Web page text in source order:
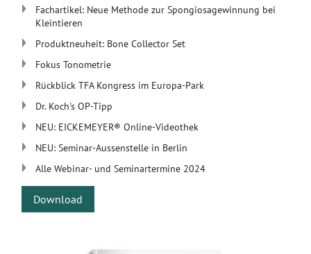
Fachartikel: Neue Methode zur Spongiosagewinnung bei
Kleintieren
Produktneuheit: Bone Collector Set
Fokus Tonometrie
Rückblick TFA Kongress im Europa-Park
Dr. Koch's OP-Tipp
NEU: EICKEMEYER® Online-Videothek
NEU: Seminar-Aussenstelle in Berlin
Alle Webinar- und Seminartermine 2024
Download